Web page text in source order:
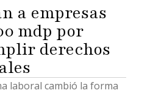
a empresas
mdp por
derechos
laboral cambió la forma